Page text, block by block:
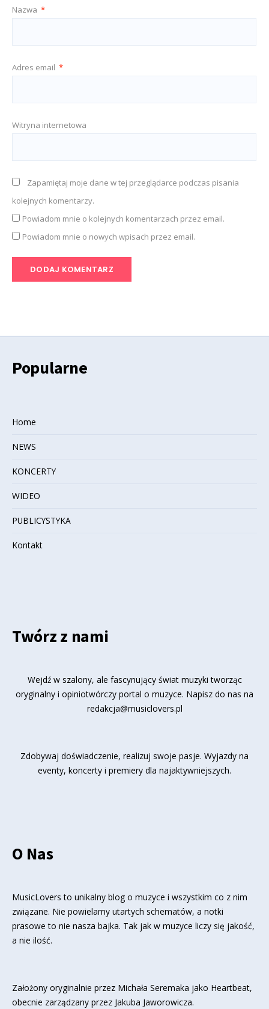
Nazwa *
Adres email *
Witryna internetowa
Zapamiętaj moje dane w tej przeglądarce podczas pisania
kolejnych komentarzy.
Powiadom mnie o kolejnych komentarzach przez email.
Powiadom mnie o nowych wpisach przez email.
Popularne
Home
NEWS
KONCERTY
WIDEO
PUBLICYSTYKA
Kontakt
Twórz z nami
Wejdź w szalony, ale fascynujący świat muzyki tworząc
oryginalny i opiniotwórczy portal o muzyce. Napisz do nas na
redakcja@musiclovers.pl
Zdobywaj doświadczenie, realizuj swoje pasje. Wyjazdy na
eventy, koncerty i premiery dla najaktywniejszych.
O Nas
MusicLovers to unikalny blog o muzyce i wszystkim co z nim
związane. Nie powielamy utartych schematów, a notki
prasowe to nie nasza bajka. Tak jak w muzyce liczy się jakość,
a nie ilość.
Założony oryginalnie przez Michała Seremaka jako Heartbeat,
obecnie zarządzany przez Jakuba Jaworowicza.